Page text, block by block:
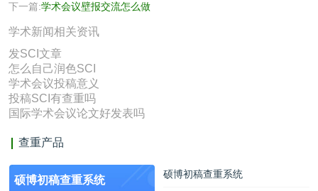
下一篇:学术会议壁报交流怎么做
学术新闻相关资讯
发SCI文章
怎么自己润色SCI
学术会议投稿意义
投稿SCI有查重吗
国际学术会议论文好发表吗
查重产品
硕博初稿查重系统 硕博初稿查重系统